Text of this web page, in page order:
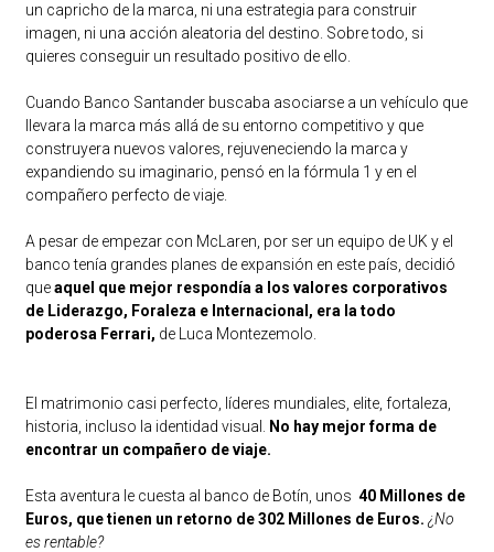
un capricho de la marca, ni una estrategia para construir
imagen, ni una acción aleatoria del destino. Sobre todo, si
quieres conseguir un resultado positivo de ello.
Cuando Banco Santander buscaba asociarse a un vehículo que
llevara la marca más allá de su entorno competitivo y que
construyera nuevos valores, rejuveneciendo la marca y
expandiendo su imaginario, pensó en la fórmula 1 y en el
compañero perfecto de viaje.
A pesar de empezar con McLaren, por ser un equipo de UK y el
banco tenía grandes planes de expansión en este país, decidió
queaquel que mejor respondía a los valores corporativos
de Liderazgo, Foraleza e Internacional, era la todo
poderosa Ferrari, de Luca Montezemolo.
El matrimonio casi perfecto, líderes mundiales, elite, fortaleza,
historia, incluso la identidad visual. No hay mejor forma de
encontrar un compañero de viaje.
Esta aventura le cuesta al banco de Botín, unos 40 Millones de
Euros, que tienen un retorno de 302 Millones de Euros. ¿No
es rentable?